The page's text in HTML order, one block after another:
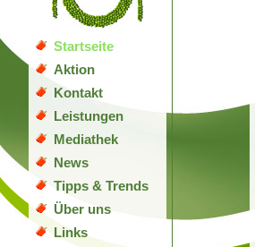
Startseite
Aktion
Kontakt
Leistungen
Mediathek
News
Tipps & Trends
Über uns
Links